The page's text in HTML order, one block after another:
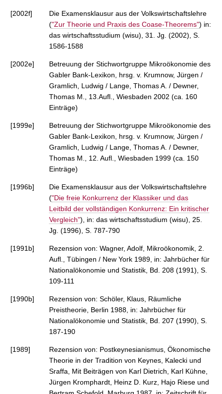
[2002f]
Die Examensklausur aus der Volkswirtschaftslehre
("Zur Theorie und Praxis des Coase-Theorems") in:
das wirtschaftsstudium (wisu), 31. Jg. (2002), S.
1586-1588
[2002e]
Betreuung der Stichwortgruppe Mikroökonomie des
Gabler Bank-Lexikon, hrsg. v. Krumnow, Jürgen /
Gramlich, Ludwig / Lange, Thomas A. / Dewner,
Thomas M., 13.Aufl., Wiesbaden 2002 (ca. 160
Einträge)
[1999e]
Betreuung der Stichwortgruppe Mikroökonomie des
Gabler Bank-Lexikon, hrsg. v. Krumnow, Jürgen /
Gramlich, Ludwig / Lange, Thomas A. / Dewner,
Thomas M., 12. Aufl., Wiesbaden 1999 (ca. 150
Einträge)
[1996b]
Die Examensklausur aus der Volkswirtschaftslehre
("Die freie Konkurrenz der Klassiker und das
Leitbild der vollständigen Konkurrenz: Ein kritischer
Vergleich"), in: das wirtschaftsstudium (wisu), 25.
Jg. (1996), S. 787-790
[1991b]
Rezension von: Wagner, Adolf, Mikroökonomik, 2.
Aufl., Tübingen / New York 1989, in: Jahrbücher für
Nationalökonomie und Statistik, Bd. 208 (1991), S.
109-111
[1990b]
Rezension von: Schöler, Klaus, Räumliche
Preistheorie, Berlin 1988, in: Jahrbücher für
Nationalökonomie und Statistik, Bd. 207 (1990), S.
187-190
[1989]
Rezension von: Postkeynesianismus, Ökonomische
Theorie in der Tradition von Keynes, Kalecki und
Sraffa, Mit Beiträgen von Karl Dietrich, Karl Kühne,
Jürgen Kromphardt, Heinz D. Kurz, Hajo Riese und